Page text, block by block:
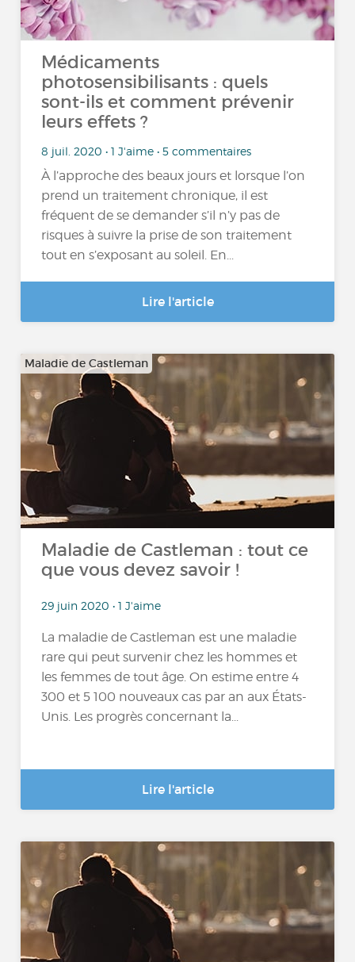
Médicaments
photosensibilisants : quels
sont-ils et comment prévenir
leurs effets ?
8 juil. 2020 • 1 J'aime • 5 commentaires
À l’approche des beaux jours et lorsque l’on
prend un traitement chronique, il est
fréquent de se demander s’il n’y pas de
risques à suivre la prise de son traitement
tout en s’exposant au soleil. En...
Lire l'article
Maladie de Castleman
Maladie de Castleman : tout ce
que vous devez savoir !
29 juin 2020 • 1 J'aime
La maladie de Castleman est une maladie
rare qui peut survenir chez les hommes et
les femmes de tout âge. On estime entre 4
300 et 5 100 nouveaux cas par an aux États-
Unis. Les progrès concernant la...
Lire l'article